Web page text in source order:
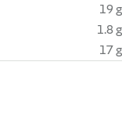
19 g
1.8 g
17 g